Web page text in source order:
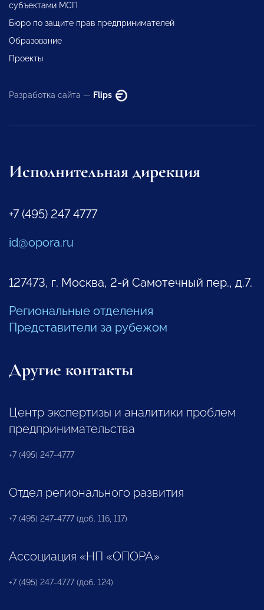
субъектами МСП
Бюро по защите прав предпринимателей
Образование
Проекты
Разработка сайта — Flips
Исполнительная дирекция
+7 (495) 247 4777
id@opora.ru
127473, г. Москва, 2-й Самотечный пер., д.7.
Региональные отделения
Представители за рубежом
Другие контакты
Центр экспертизы и аналитики проблем
предпринимательства
+7 (495) 247-4777
Отдел регионального развития
+7 (495) 247-4777 (доб. 116, 117)
Ассоциация «НП «ОПОРА»
+7 (495) 247-4777 (доб. 124)